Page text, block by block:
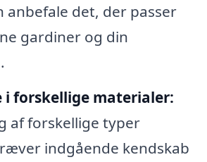
anbefale det, der passer
gardiner og din
i forskellige materialer:
af forskellige typer
indgående kendskab